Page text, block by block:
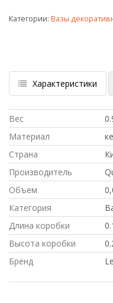
Категории: Вазы
Характеристики
Вес
Материал
Страна
Производитель
Объем
Категория
Длина коробки
Высота коробки
Бренд